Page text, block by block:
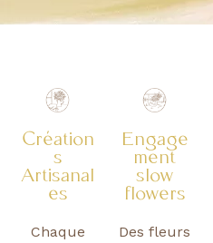
Création
s
Artisanal
es
Chaque
Engage
ment
slow
flowers
Des fleurs